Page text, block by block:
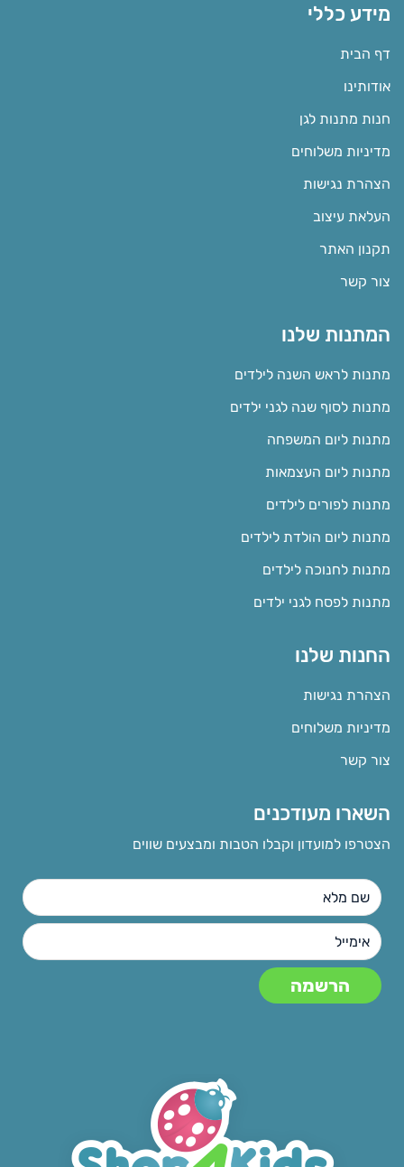
מידע כללי
דף הבית
אודותינו
חנות מתנות לגן
מדיניות משלוחים
הצהרת נגישות
העלאת עיצוב
תקנון האתר
צור קשר
המתנות שלנו
מתנות לראש השנה לילדים
מתנות לסוף שנה לגני ילדים
מתנות ליום המשפחה
מתנות ליום העצמאות
מתנות לפורים לילדים
מתנות ליום הולדת לילדים
מתנות לחנוכה לילדים
מתנות לפסח לגני ילדים
החנות שלנו
הצהרת נגישות
מדיניות משלוחים
צור קשר
השארו מעודכנים
הצטרפו למועדון וקבלו הטבות ומבצעים שווים